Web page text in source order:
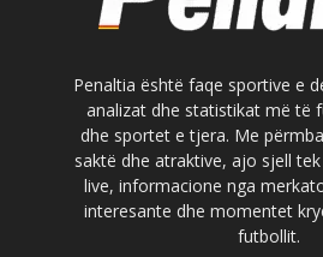
Penaltia është faqe sportive e
analizat dhe statistikat më të
dhe sportet e tjera. Me
saktë dhe atraktive, ajo sjell
live, informacione nga
interesante dhe momentet
futbollit.